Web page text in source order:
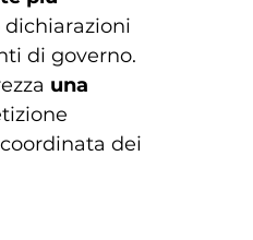
di governo.
una
dei